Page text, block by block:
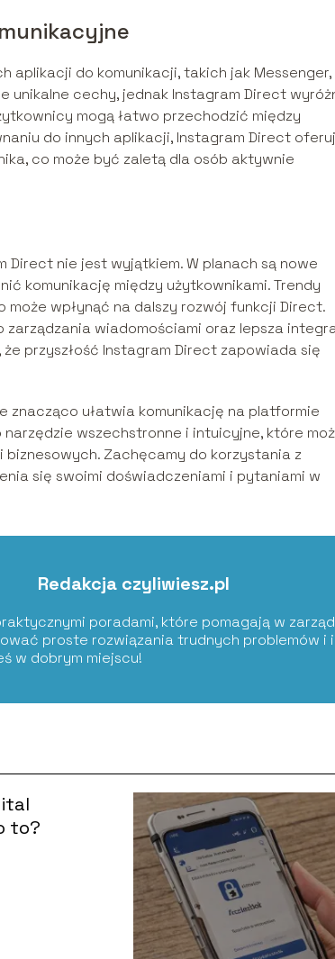
aplikacji do komunikacji, takich jak Messenger,
unikalne cechy, jednak Instagram Direct
mogą łatwo przechodzić między
do innych aplikacji, Instagram Direct
co może być zaletą dla osób aktywnie
nie jest wyjątkiem. W planach są nowe
komunikację między użytkownikami. Trendy
może wpłynąć na dalszy rozwój funkcji Direct.
wiadomościami oraz lepsza
przyszłość Instagram Direct zapowiada się
znacząco ułatwia komunikację na platformie
wszechstronne i intuicyjne, które
Zachęcamy do korzystania z
się swoimi doświadczeniami i pytaniami w
Redakcja czyliwiesz.pl
poradami, które pomagają w
proste rozwiązania trudnych problemów i
w dobrym miejscu!
to?